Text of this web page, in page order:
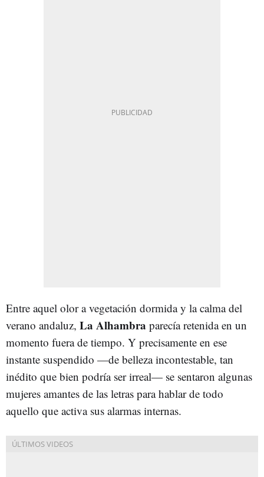
Entre aquel olor a vegetación dormida y la calma del
verano andaluz, La Alhambra parecía retenida en un
momento fuera de tiempo. Y precisamente en ese
instante suspendido —de belleza incontestable, tan
inédito que bien podría ser irreal— se sentaron algunas
mujeres amantes de las letras para hablar de todo
aquello que activa sus alarmas internas.